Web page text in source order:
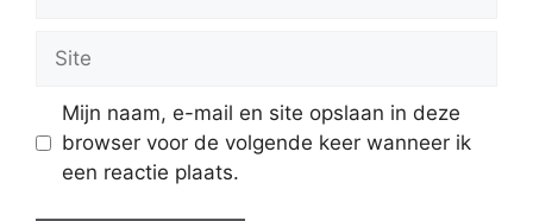
Site
Mijn naam, e-mail en site opslaan in deze
browser voor de volgende keer wanneer ik
een reactie plaats.